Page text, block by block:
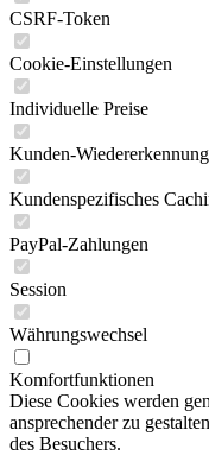
CSRF-Token
Cookie-Einstellungen
Individuelle Preise
Kunden-Wiedererkennung
Kundenspezifisches
PayPal-Zahlungen
Session
Währungswechsel
Komfortfunktionen
Diese Cookies werden
ansprechender zu
des Besuchers.